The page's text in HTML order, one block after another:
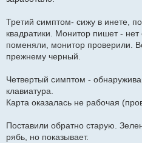
Третий симптом- сижу в инете,
квадратики. Монитор пишет -
поменяли, монитор проверили.
прежнему черный.
Четвертый симптом -
клавиатура.
Карта оказалась не рабочая
Поставили обратно старую.
рябь, но показывает.